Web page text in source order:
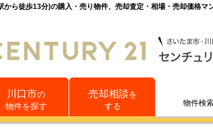
ら徒歩13分)の購入・売り物件、売却査定・相場・売却価格マ
川口市の
物件を探す
売却相談を
する
物件検